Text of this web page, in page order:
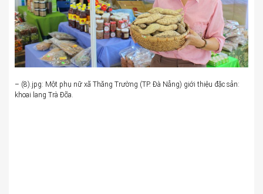
– (8).jpg: Một phụ nữ xã Thăng Trường (TP. Đà Nẵng) giới thiệu đặc sản:
khoai lang Trà Đõa.